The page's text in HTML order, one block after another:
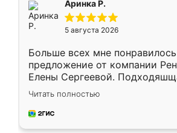
Аринка Р.
5 августа 2026
Больше всех мне понравилось
предложение от компании
Елены Сергеевой.
короткие сроки
для замера сотрудник
предложил по моему эскизу
Читать полностью